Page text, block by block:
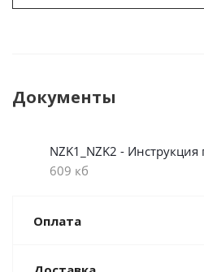
Документы
NZK1_NZK2 -
609 кб
Оплата